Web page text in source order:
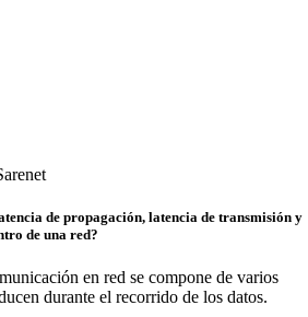
de propagación, latencia de transmisión y
de una red?
en red se compone de varios
durante el recorrido de los datos.